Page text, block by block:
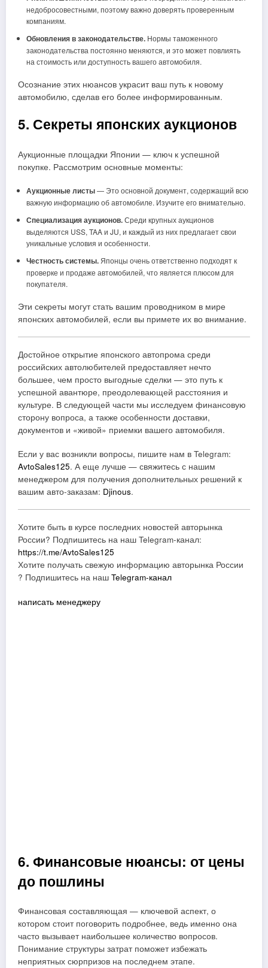
недобросовестными, поэтому важно доверять проверенным
компаниям.
Обновления в законодательстве.Нормы таможенного
законодательства постоянно меняются, и это может повлиять
на стоимость или доступность вашего автомобиля.
Осознание этих нюансов украсит ваш путь к новому
автомобилю, сделав его более информированным.
5. Секреты японских аукционов
Аукционные площадки Японии — ключ к успешной
покупке. Рассмотрим основные моменты:
Аукционные листы— Это основной документ, содержащий всю
важную информацию об автомобиле. Изучите его внимательно.
Специализация аукционов.Среди крупных аукционов
выделяются USS, TAA и JU, и каждый из них предлагает свои
уникальные условия и особенности.
Честность системы.Японцы очень ответственно подходят к
проверке и продаже автомобилей, что является плюсом для
покупателя.
Эти секреты могут стать вашим проводником в мире
японских автомобилей, если вы примете их во внимание.
Достойное открытие японского автопрома среди
российских автолюбителей предоставляет нечто
большее, чем просто выгодные сделки — это путь к
успешной авантюре, преодолевающей расстояния и
культуре. В следующей части мы исследуем финансовую
сторону вопроса, а также особенности доставки,
документов и «живой» приемки вашего автомобиля.
Если у вас возникли вопросы, пишите нам в Telegram:
AvtoSales125. А еще лучше — свяжитесь с нашим
менеджером для получения дополнительных решений к
вашим авто-заказам: Djinous.
Хотите быть в курсе последних новостей авторынка
России? Подпишитесь на наш Telegram-канал:
https://t.me/AvtoSales125
Хотите получать свежую информацию авторынка России
? Подпишитесь на наш Telegram-канал
написать менеджеру
6. Финансовые нюансы: от цены
до пошлины
Финансовая составляющая — ключевой аспект, о
котором стоит поговорить подробнее, ведь именно она
часто вызывает наибольшее количество вопросов.
Понимание структуры затрат поможет избежать
неприятных сюрпризов на последнем этапе.